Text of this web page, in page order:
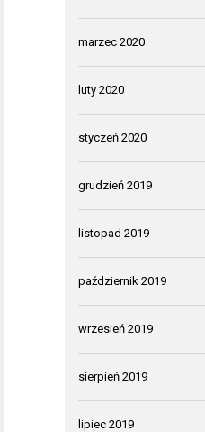
marzec 2020
luty 2020
styczeń 2020
grudzień 2019
listopad 2019
październik 2019
wrzesień 2019
sierpień 2019
lipiec 2019